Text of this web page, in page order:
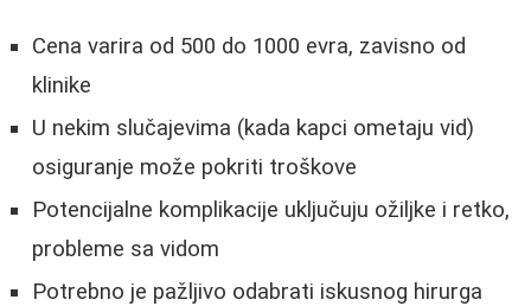
Cena varira od 500 do 1000 evra, zavisno od
klinike
U nekim slučajevima (kada kapci ometaju vid)
osiguranje može pokriti troškove
Potencijalne komplikacije uključuju ožiljke i retko,
probleme sa vidom
Potrebno je pažljivo odabrati iskusnog hirurga